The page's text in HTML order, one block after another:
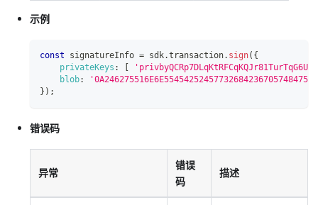
示例
const signatureInfo = sdk.transaction. sign( {
privateKeys : [
blob:
} ) ;
错误码
异常
错误
码
描述